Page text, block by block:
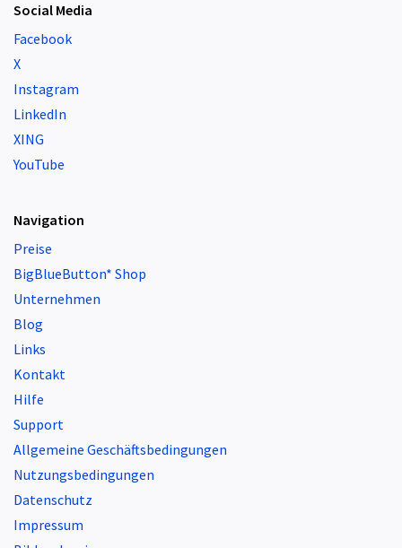
Social Media
Facebook
X
Instagram
LinkedIn
XING
YouTube
Navigation
Preise
BigBlueButton* Shop
Unternehmen
Blog
Links
Kontakt
Hilfe
Support
Allgemeine Geschäftsbedingungen
Nutzungsbedingungen
Datenschutz
Impressum